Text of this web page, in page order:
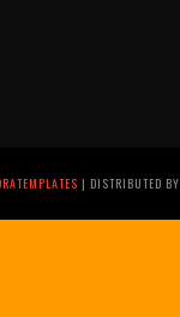
| DISTRIBUTED BY